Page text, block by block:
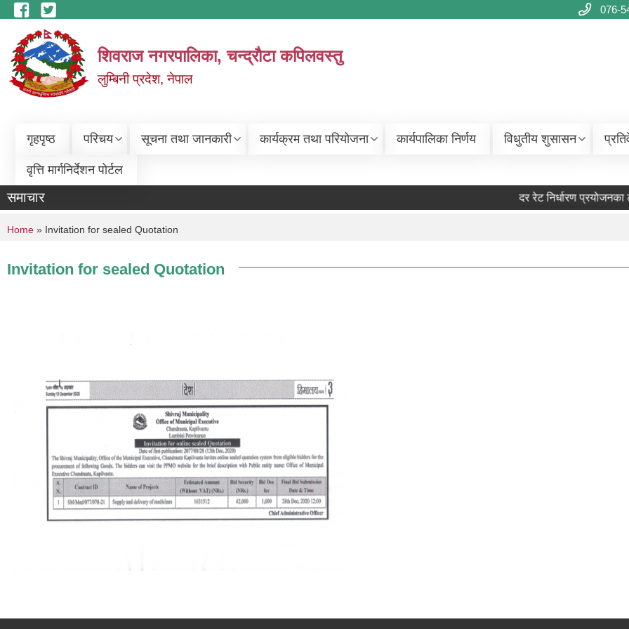
Skip to main content 076-
शिवराज नगरपालिका, चन्द्राैटा कपिलवस्तु
लुम्बिनी प्रदेश, नेपाल
गृहपृष्ठ परिचय सूचना तथा जानकारी कार्यक्रम तथा परियोजना कार्यपालिका निर्णय विधुतीय शुसासन
वृत्ति मार्गनिर्देशन पोर्टल
समाचार दर रेट निर्धारण प्रयोजनका
You are here
Home » Invitation for sealed Quotation
Invitation for sealed Quotation